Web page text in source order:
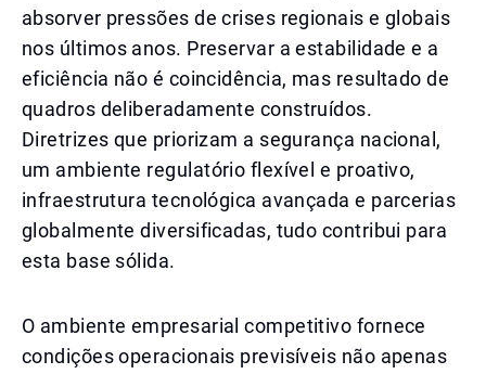
absorver pressões de crises regionais e globais
nos últimos anos. Preservar a estabilidade e a
eficiência não é coincidência, mas resultado de
quadros deliberadamente construídos.
Diretrizes que priorizam a segurança nacional,
um ambiente regulatório flexível e proativo,
infraestrutura tecnológica avançada e parcerias
globalmente diversificadas, tudo contribui para
esta base sólida.
O ambiente empresarial competitivo fornece
condições operacionais previsíveis não apenas